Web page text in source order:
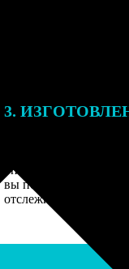
3.
описанием заказа.
вы получите письмо с
отслеживания.